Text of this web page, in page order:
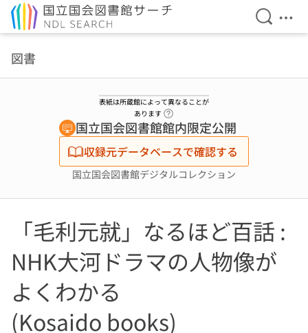
検索を
メ
図書
表紙は所蔵館によって異なることが
あります
国立国会図書館館内限定公開
収録元データベースで確認する
国立国会図書館デジタルコレクション
「毛利元就」なるほど百話 :
NHK大河ドラマの人物像が
よくわかる
(Kosaido books)